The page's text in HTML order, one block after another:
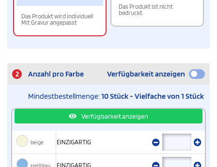
Das Produkt wird individuell
Mit Gravur angepasst
Das Produkt ist nicht
bedruckt.
2 Anzahl pro Farbe Verfügbarkeit anzeigen
Mindestbestellmenge:10 Stück - Vielfache von 1 Stück
Verfügbarkeit anzeigen
beige EINZIGARTIG
Hellblau EINZIGARTIG